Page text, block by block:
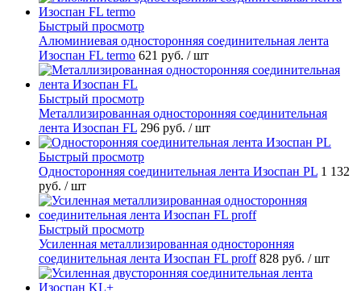
Быстрый просмотр
Алюминиевая односторонняя соединительная лента
Изоспан FL termo 621 руб. / шт
Быстрый просмотр
Металлизированная односторонняя соединительная
лента Изоспан FL 296 руб. / шт
Быстрый просмотр
Односторонняя соединительная лента Изоспан PL 1 132
руб. / шт
Быстрый просмотр
Усиленная металлизированная односторонняя
соединительная лента Изоспан FL proff 828 руб. / шт